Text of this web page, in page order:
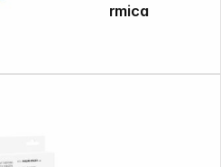
Brother PC 201 Cinta de transferencia térmica